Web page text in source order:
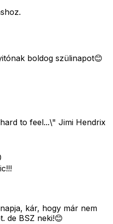
boldog szülinapot😊
to feel...\" Jimi Hendrix
kár, hogy már nem
de BSZ neki!😊